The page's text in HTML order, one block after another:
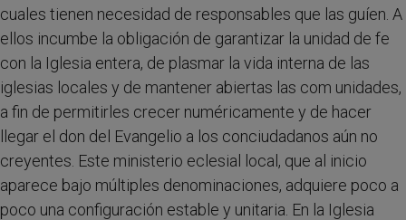
cuales tienen necesidad de responsables que las guíen. A
ellos incumbe la obligación de garantizar la unidad de fe
con la Iglesia entera, de plasmar la vida interna de las
iglesias locales y de mantener abiertas las com unidades,
a fin de permitirles crecer numéricamente y de hacer
llegar el don del Evangelio a los conciudadanos aún no
creyentes. Este ministerio eclesial local, que al inicio
aparece bajo múltiples denominaciones, adquiere poco a
poco una configuración estable y unitaria. En la Iglesia